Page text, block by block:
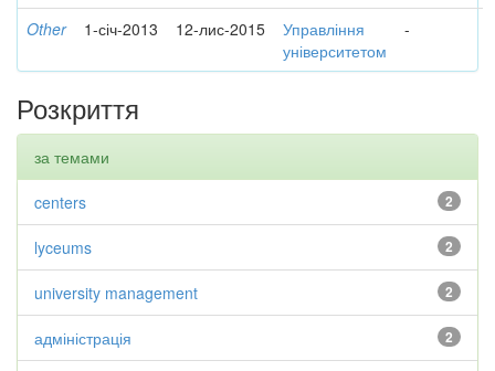
Other 1-січ-2013 12-лис-2015
Управління
університетом
-
Розкриття
за темами
2
centers
2
lyceums
2
university management
2
адміністрація